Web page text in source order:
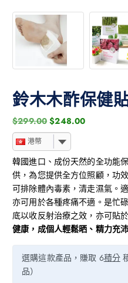
鈴木木酢保健
$299.00 $248.00
港幣
韓國進口、成份天然的全功能
供，為您提供全方位照顧，功
可排除體內毒素，清走濕氣。
亦可用於各種疼痛不適。是忙
底以收反射治療之效，亦可貼
健康，成個人輕鬆晒、精力充沛
選購這款產品，賺取 6積分
品）